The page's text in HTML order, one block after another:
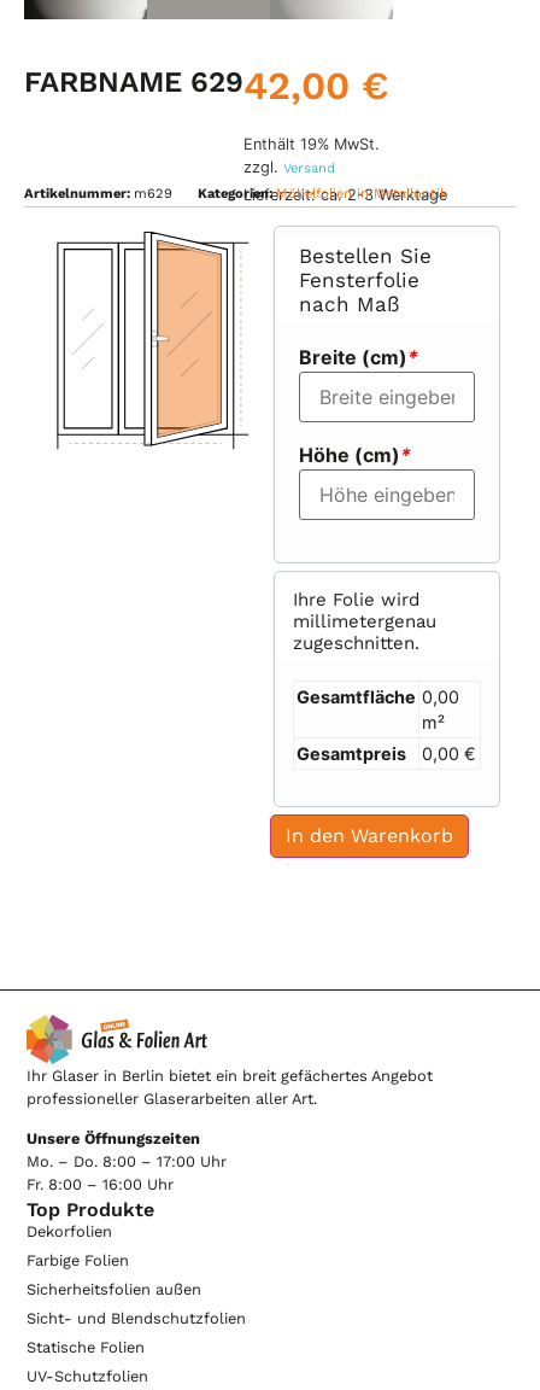
FARBNAME 62942,00 €
Enthält 19% MwSt.
zzgl. Versand
Lieferzeit: ca. 2-3 Werktage
Artikelnummer: m629 Kategorien:Möbelfolien in Metalloptik
Bestellen Sie
Fensterfolie
nach Maß
Breite (cm) *
Höhe (cm) *
Ihre Folie wird
millimetergenau
zugeschnitten.
Gesamtfläche 0,00
m²
Gesamtpreis
0,00 €
In den Warenkorb
Ihr Glaser in Berlin bietet ein breit gefächertes Angebot
professioneller Glaserarbeiten aller Art.
Unsere Öffnungszeiten
Mo. – Do. 8:00 – 17:00 Uhr
Fr. 8:00 – 16:00 Uhr
Top Produkte
Dekorfolien
Farbige Folien
Sicherheitsfolien außen
Sicht- und Blendschutzfolien
Statische Folien
UV-Schutzfolien